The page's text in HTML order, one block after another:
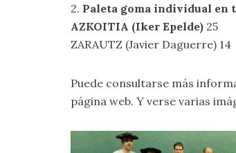
2. Paleta goma individual en
AZKOITIA (Iker Epelde) 25
ZARAUTZ (Javier Daguerre) 14
Puede consultarse más
página web. Y verse varias